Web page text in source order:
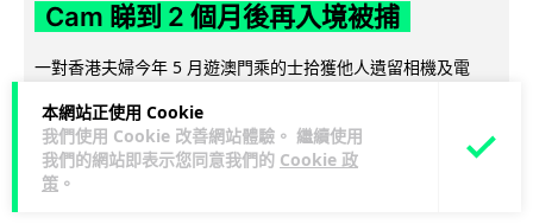
本網站正使用 Cookie
我們使用 Cookie 改善網站體驗。 繼續使用
我們的網站即表示您同意我們的 Cookie 政
策 。
Cam 睇到 2 個月後再入境被捕
一對香港夫婦今年 5 月遊澳門乘的士拾獲他人遺留相機及電
次入境澳門時，被治安警察局...
閱讀全文
532 75 分享